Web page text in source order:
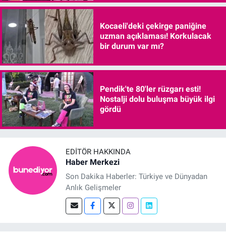
Kocaeli'deki çekirge paniğine
uzman açıklaması! Korkulacak
bir durum var mı?
Pendik'te 80'ler rüzgarı esti!
Nostalji dolu buluşma büyük ilgi
gördü
EDITÖR HAKKINDA
Haber Merkezi
Son Dakika Haberler: Türkiye ve Dünyadan
Anlık Gelişmeler